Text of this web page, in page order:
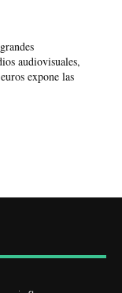
audiovisuales,
expone las